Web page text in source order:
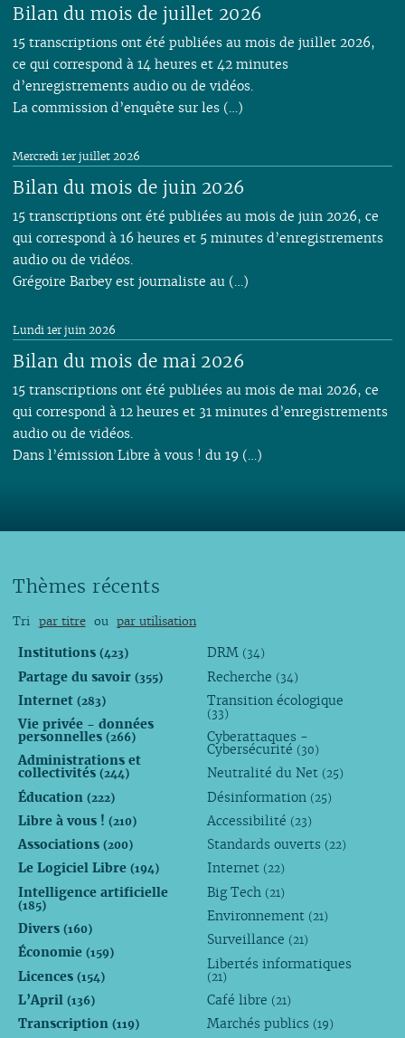
Bilan du mois de juillet 2026
15 transcriptions ont été publiées au mois de juillet 2026,
ce qui correspond à 14 heures et 42 minutes
d’enregistrements audio ou de vidéos.
La commission d’enquête sur les (…)
Bilan du mois de juin 2026
Mercredi 1er juillet 2026
15 transcriptions ont été publiées au mois de juin 2026, ce
qui correspond à 16 heures et 5 minutes d’enregistrements
audio ou de vidéos.
Grégoire Barbey est journaliste au (…)
Bilan du mois de mai 2026
Lundi 1er juin 2026
15 transcriptions ont été publiées au mois de mai 2026, ce
qui correspond à 12 heures et 31 minutes d’enregistrements
audio ou de vidéos.
Dans l’émission Libre à vous ! du 19 (…)
Thèmes récents
Tri par titre ou par utilisation
Institutions (423)
Partage du savoir (355)
Internet (283)
Vie privée - données
personnelles (266)
Administrations et
collectivités (244)
Éducation (222)
Libre à vous ! (210)
Associations (200)
Le Logiciel Libre (194)
Intelligence artificielle
(185)
Divers (160)
Économie (159)
Licences (154)
L’April (136)
Transcription (119)
DRM (34)
Recherche (34)
Transition écologique
(33)
Cyberattaques -
Cybersécurité (30)
Neutralité du Net (25)
Désinformation (25)
Accessibilité (23)
Standards ouverts (22)
Internet (22)
Big Tech (21)
Environnement (21)
Surveillance (21)
Libertés informatiques
(21)
Café libre (21)
Marchés publics (19)